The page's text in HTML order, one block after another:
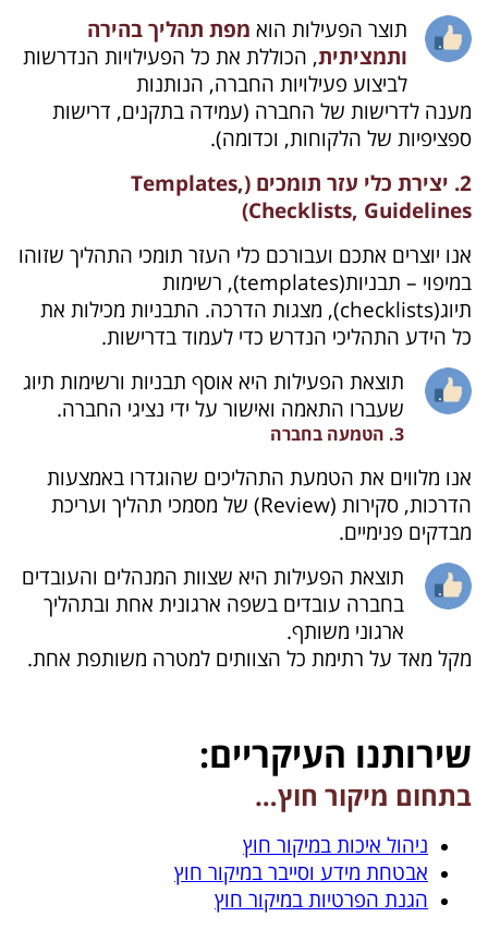
תוצר הפעילות הוא מפת תהליך בהירה
ותמציתית, הכוללת את כל הפעילויות הנדרשות
לביצוע פעילויות החברה, הנותנות
מענה לדרישות של החברה (עמידה בתקנים, דרישות
ספציפיות של הלקוחות, וכדומה).
2. יצירת כלי עזר תומכים (Templates,
Checklists, Guidelines)
אנו יוצרים אתכם ועבורכם כלי העזר תומכי התהליך שזוהו
במיפוי – תבניות(templates), רשימות
תיוג(checklists), מצגות הדרכה. התבניות מכילות את
כל הידע התהליכי הנדרש כדי לעמוד בדרישות.
תוצאת הפעילות היא אוסף תבניות ורשימות תיוג
שעברו התאמה ואישור על ידי נציגי החברה.
3. הטמעה בחברה
אנו מלווים את הטמעת התהליכים שהוגדרו באמצעות
הדרכות, סקירות (Review) של מסמכי תהליך ועריכת
מבדקים פנימיים.
תוצאת הפעילות היא שצוות המנהלים והעובדים
בחברה עובדים בשפה ארגונית אחת ובתהליך
ארגוני משותף.
מקל מאד על רתימת כל הצוותים למטרה משותפת אחת.
שירותנו העיקריים:
בתחום מיקור חוץ…
ניהול איכות במיקור חוץ
אבטחת מידע וסייבר במיקור חוץ
הגנת הפרטיות במיקור חוץ